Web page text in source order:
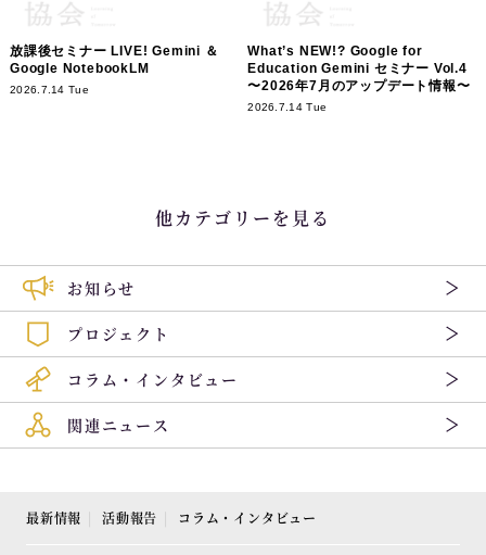
放課後セミナー LIVE! Gemini ＆
Google NotebookLM
2026.7.14 Tue
What’s NEW!? Google for
Education Gemini セミナー Vol.4
〜2026年7月のアップデート情報〜
2026.7.14 Tue
他カテゴリーを見る
お知らせ
プロジェクト
コラム・インタビュー
関連ニュース
最新情報 活動報告 コラム・インタビュー